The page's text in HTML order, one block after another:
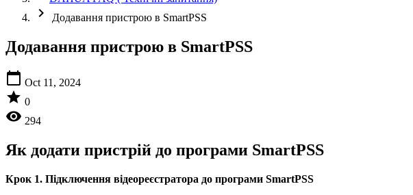
chevron_right Додавання пристрою в SmartPSS
Додавання пристрою в SmartPSS
calendar_today Oct 11, 2024
star 0
visibility 294
Як додати пристрій до програми SmartPSS
Крок 1. Підключення відеореєстратора до програми SmartPSS